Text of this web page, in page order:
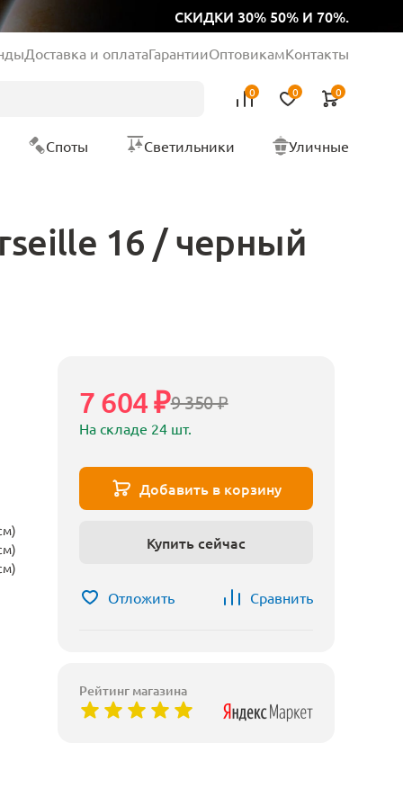
СКИДКИ 30% 50% И 70%.
Доставка и оплатаГарантииОптовикамКонтакты
0 0 0
Споты Светильники Уличные
16 / черный
9 350 ₽
7 604 ₽
На складе 24 шт.
Добавить в корзину
Купить сейчас
Отложить Сравнить
Рейтинг магазина